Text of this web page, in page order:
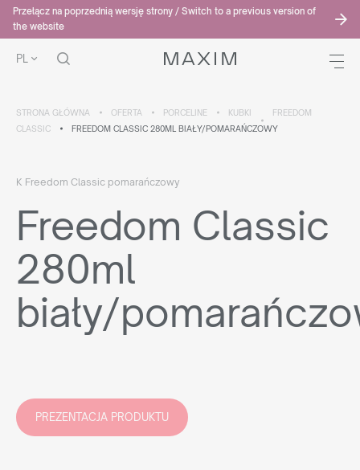
Przełącz na poprzednią wersję strony / Switch to a previous version of
the website
PL
STRONA GŁÓWNA OFERTA PORCELINE KUBKI
FREEDOM
CLASSIC
FREEDOM CLASSIC 280ML BIAŁY/POMARAŃCZOWY
K Freedom Classic pomarańczowy
Freedom Classic
280ml
biały/
PREZENTACJA PRODUKTU